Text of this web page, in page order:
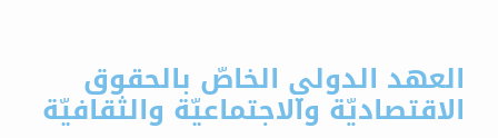
العهد الدولي الخاصّ بالحقوق
الاقتصاديّة والاجتماعيّة والثقافيّة